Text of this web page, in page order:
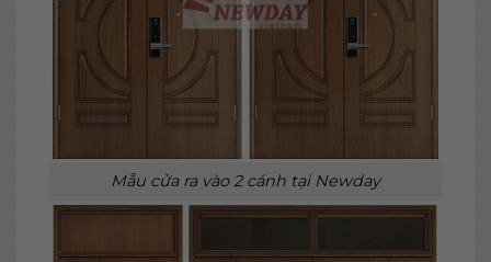
Mẫu cửa ra vào 2 cánh tại Newday